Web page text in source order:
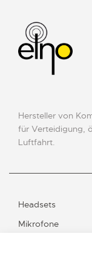
Hersteller von
für Verteidigung,
Luftfahrt.
Headsets
Mikrofone